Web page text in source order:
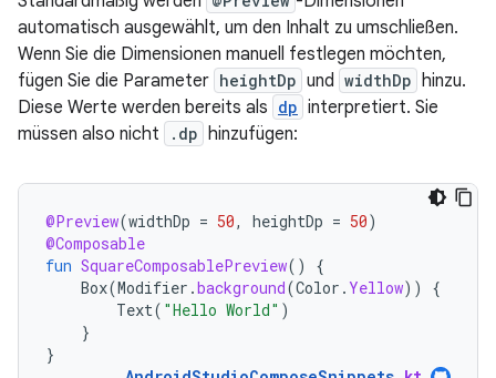
automatisch ausgewählt, um den Inhalt zu umschließen.
Wenn Sie die Dimensionen manuell festlegen möchten,
fügen Sie die Parameter heightDp und widthDp
hinzu.
Diese Werte werden bereits als dp interpretiert. Sie
müssen also nicht
.dp hinzufügen:
@Preview(widthDp = 50, heightDp = 50)
@Composable
fun SquareComposablePreview()
{
Box(Modifier .background(Color . Yellow))
{
Text( "Hello World" )
}
}